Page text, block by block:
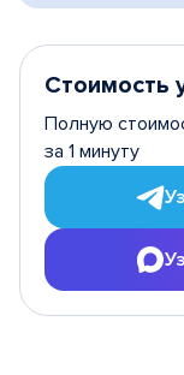
Стоимость
Полную
за 1 минуту